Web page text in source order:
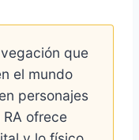
que
el mundo
personajes
ofrece